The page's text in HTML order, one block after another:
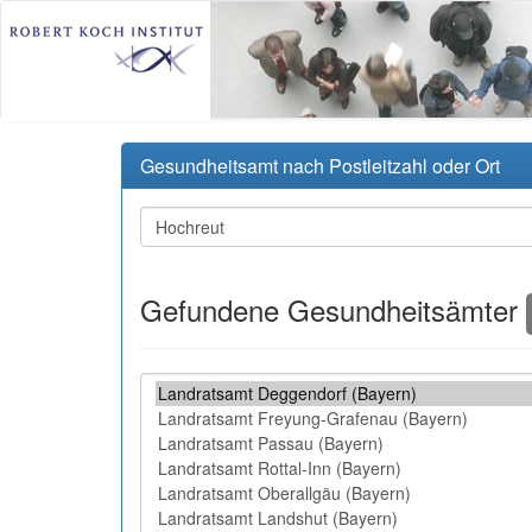
Gesundheitsamt nach Postleitzahl oder Ort
Gefundene Gesundheitsämter